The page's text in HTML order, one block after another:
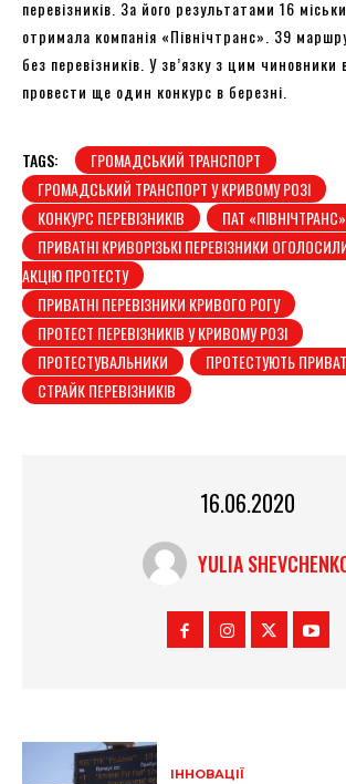
перевізників. За його результатами 16
отримала компанія «Північтранс». 39
без перевізників. У зв’язку з цим чиновники
провести ще один конкурс в березні.
TAGS:
ГРОМАДСЬКИЙ ТРАНСПОРТ
ГРОМАДСЬКИЙ ТРАНСПОРТ У КРИВОМУ РОЗІ
КОНКУРС ПЕРЕВІЗНИКІВ
ПАТ «ПІВНІЧТРАНС»
ПРИВАТНІ КРИВОРІЗЬКІ ПЕРЕВІЗНИКИ
АКЦІЮ ПРОТЕСТУ
ПРИВАТНІ ПЕРЕВІЗНИКИ КРИВОГО РОГУ
ПРОТЕСТ ПЕРЕВІЗНИКІВ У КРИВОМУ РОЗІ
ПРОТЕСТУВАЛЬНИКИ
ПРОТЕСТУЮТЬ
СТРАЙК ПЕРЕВІЗНИКІВ
16.06.2020
YULIA
ІННОВАЦІЇ